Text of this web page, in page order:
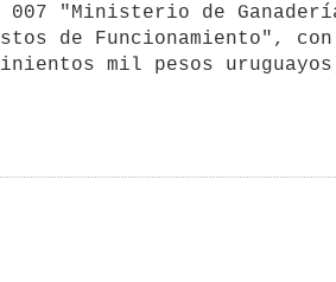
"Ministerio de
de Funcionamiento",
mil pesos